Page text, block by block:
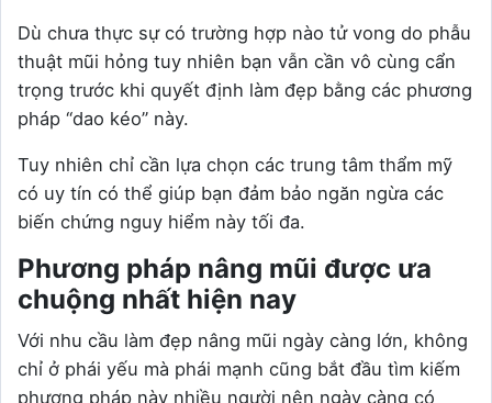
Dù chưa thực sự có trường hợp nào tử vong do phẫu
thuật mũi hỏng tuy nhiên bạn vẫn cần vô cùng cẩn
trọng trước khi quyết định làm đẹp bằng các phương
pháp “dao kéo” này.
Tuy nhiên chỉ cần lựa chọn các trung tâm thẩm mỹ
có uy tín có thể giúp bạn đảm bảo ngăn ngừa các
biến chứng nguy hiểm này tối đa.
Phương pháp nâng mũi được ưa
chuộng nhất hiện nay
Với nhu cầu làm đẹp nâng mũi ngày càng lớn, không
chỉ ở phái yếu mà phái mạnh cũng bắt đầu tìm kiếm
phương pháp này nhiều người nên ngày càng có